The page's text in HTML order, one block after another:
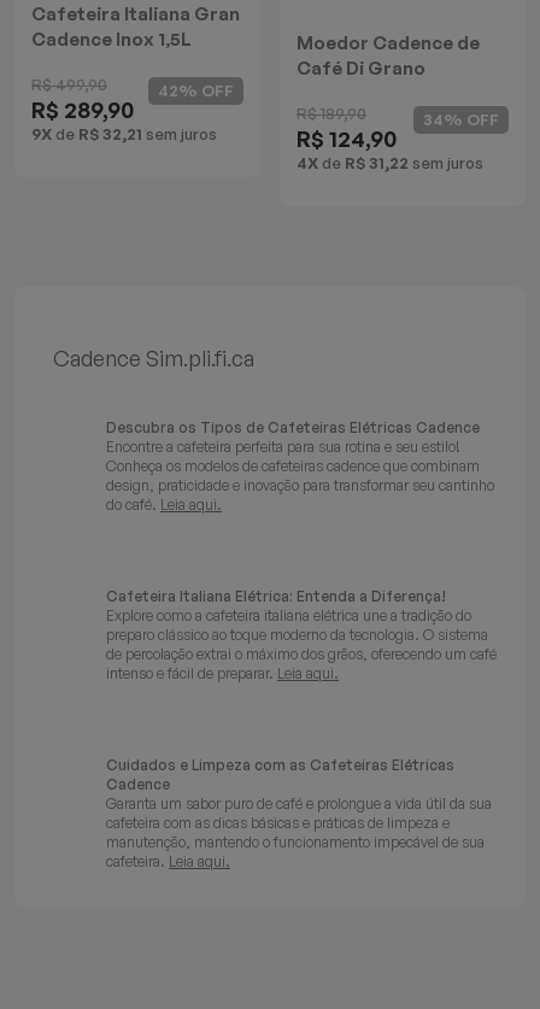
Cafeteira Italiana Gran
Cadence Inox 1,5L
R$ 499,90
R$ 289,90
9X de R$ 32,21 sem juros
42% OFF
Moedor Cadence de
Café Di Grano
R$ 189,90
R$ 124,90
4X de R$ 31,22 sem juros
34% OFF
Cadence Sim.pli.fi.ca
Descubra os Tipos de Cafeteiras Elétricas Cadence
Encontre a cafeteira perfeita para sua rotina e seu estilo!
Conheça os modelos de cafeteiras cadence que combinam
design, praticidade e inovação para transformar seu cantinho
do café. Leia aqui.
Cafeteira Italiana Elétrica: Entenda a Diferença!
Explore como a cafeteira italiana elétrica une a tradição do
preparo clássico ao toque moderno da tecnologia. O sistema
de percolação extrai o máximo dos grãos, oferecendo um café
intenso e fácil de preparar. Leia aqui.
Cuidados e Limpeza com as Cafeteiras Elétricas
Cadence
Garanta um sabor puro de café e prolongue a vida útil da sua
cafeteira com as dicas básicas e práticas de limpeza e
manutenção, mantendo o funcionamento impecável de sua
cafeteira. Leia aqui.
Cooktops
Batedeiras